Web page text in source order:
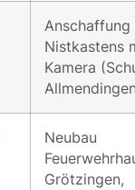
Anschaffung
Nistkastens
Kamera
Neubau
Grötzingen,